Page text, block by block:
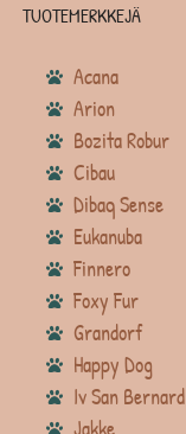
TUOTEMERKKEJÄ
Acana
Arion
Bozita Robur
Cibau
Dibaq Sense
Eukanuba
Finnero
Foxy Fur
Grandorf
Happy Dog
Iv San Bernard